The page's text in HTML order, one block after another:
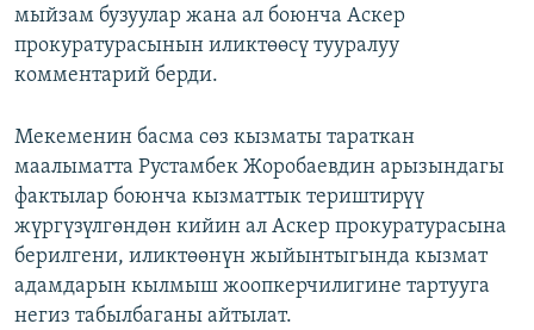
мыйзам бузуулар жана ал боюнча Аскер
прокуратурасынын иликтөөсү тууралуу
комментарий берди.
Мекеменин басма сөз кызматы тараткан
маалыматта Рустамбек Жоробаевдин арызындагы
фактылар боюнча кызматтык териштирүү
жүргүзүлгөндөн кийин ал Аскер прокуратурасына
берилгени, иликтөөнүн жыйынтыгында кызмат
адамдарын кылмыш жоопкерчилигине тартууга
негиз табылбаганы айтылат.